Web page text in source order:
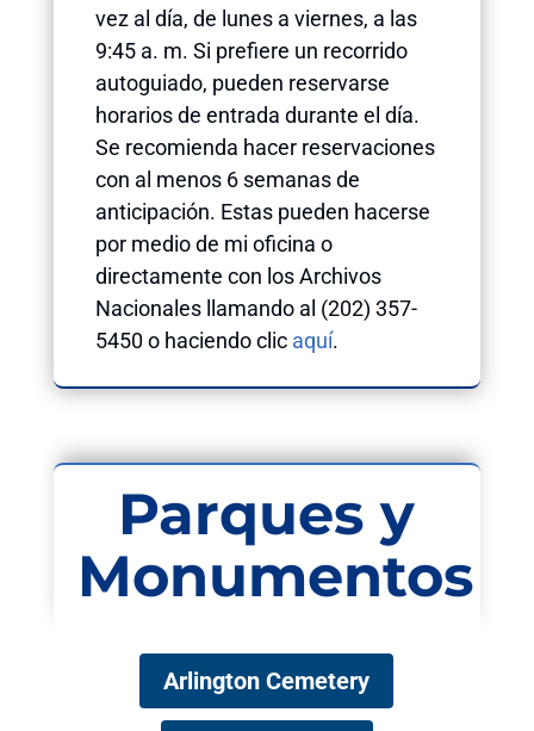
vez al día, de lunes a viernes, a las
9:45 a. m. Si prefiere un recorrido
autoguiado, pueden reservarse
horarios de entrada durante el día.
Se recomienda hacer reservaciones
con al menos 6 semanas de
anticipación. Estas pueden hacerse
por medio de mi oficina o
directamente con los Archivos
Nacionales llamando al (202) 357-
5450 o haciendo clic aquí.
Parques y
Monumentos
Arlington Cemetery